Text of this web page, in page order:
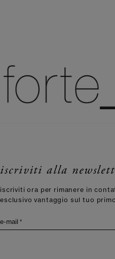
iscriviti alla
iscriviti ora per rimanere in
esclusivo vantaggio sul tuo
e-mail *